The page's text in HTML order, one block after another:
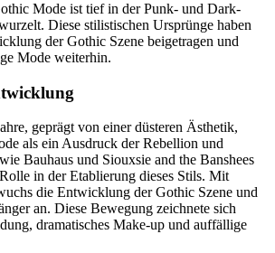
Mode ist tief in der Punk- und Dark-
Diese stilistischen Ursprünge haben
der Gothic Szene beigetragen und
Mode weiterhin.
geprägt von einer düsteren Ästhetik,
als ein Ausdruck der Rebellion und
Bauhaus und Siouxsie and the Banshees
in der Etablierung dieses Stils. Mit
die Entwicklung der Gothic Szene und
an. Diese Bewegung zeichnete sich
dramatisches Make-up und auffällige